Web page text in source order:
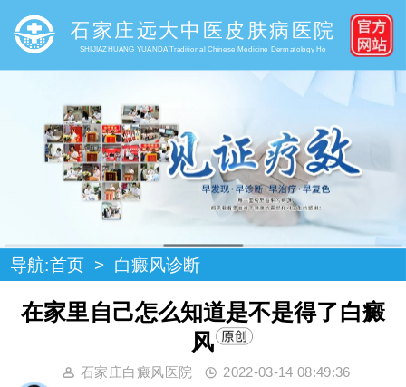
石家庄远大中医皮肤病医院
SHIJIAZHUANG YUANDA Traditional Chinese Medicine Dermatology Ho
导航:首页 > 白癜风诊断
在家里自己怎么知道是不是得了白癜
风
石家庄白癜风医院 2022-03-14 08:49:36